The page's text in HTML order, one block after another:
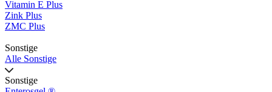
Vitamin E Plus
Zink Plus
ZMC Plus
Sonstige
Alle Sonstige
Sonstige